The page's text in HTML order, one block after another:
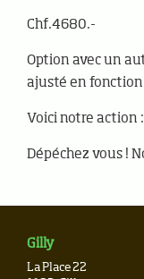
Chf.4680.-
Option avec un
ajusté en
Voici notre action
Dépéchez vous !
Gilly
La Place 22